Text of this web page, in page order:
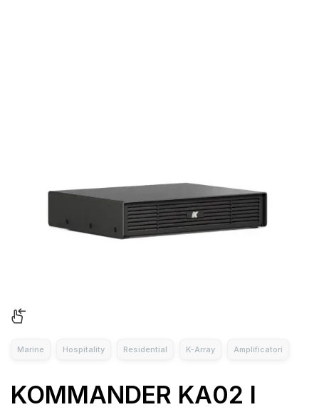
Marine Hospitality Residential K-Array Amplificatori
KOMMANDER KA02 I